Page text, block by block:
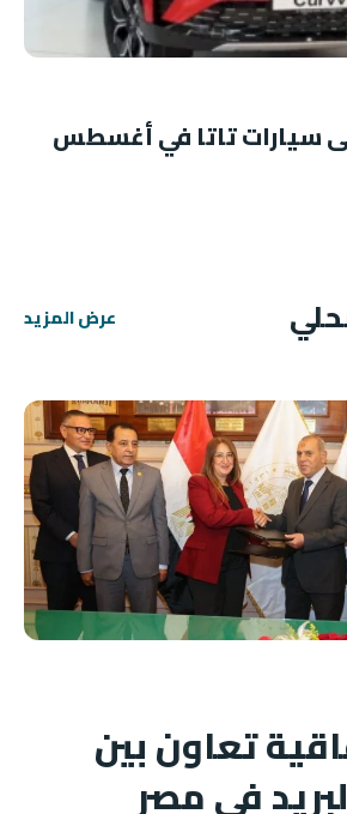
سيارات تاتا في أغسطس
عرض المزيد
تعاون بين
في مصر